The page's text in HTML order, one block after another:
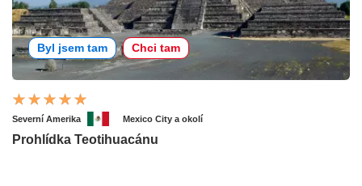
Byl jsem tam Chci tam
Severní Amerika Mexico City a okolí
Prohlídka Teotihuacánu